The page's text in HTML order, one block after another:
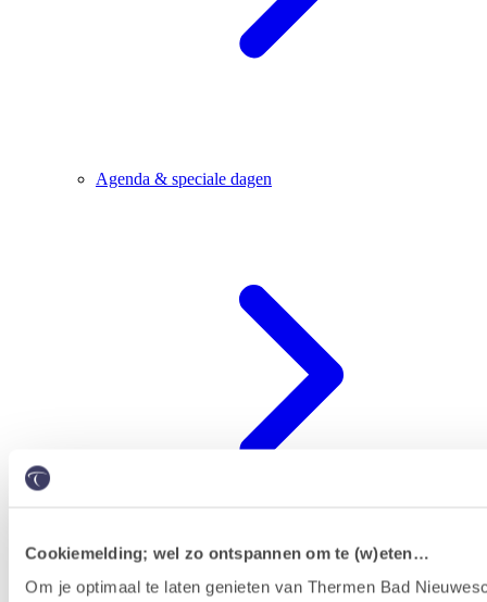
Cookiemelding; wel zo ontspannen om te (w)eten…
Om je optimaal te laten genieten van Thermen Bad
Agenda & speciale dagen
Badenkaart kopen & reserveren